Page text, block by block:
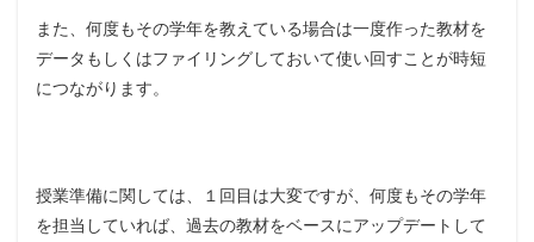
また、何度もその学年を教えている場合は一度作った教材を
データもしくはファイリングしておいて使い回すことが時短
につながります。
授業準備に関しては、１回目は大変ですが、何度もその学年
を担当していれば、過去の教材をベースにアップデートして